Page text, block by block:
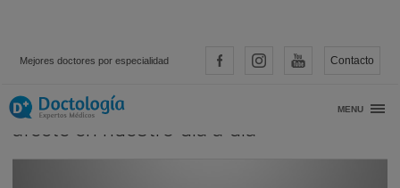
Mejores doctores por especialidad Contacto
MENU
Soluciones para evitar que el estrés nos
afecte en nuestro día a día